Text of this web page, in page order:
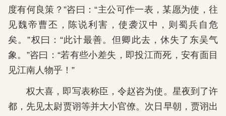
度有何良策？”咨曰：“主公可作一表，某愿为使，往
见魏帝曹丕，陈说利害，使袭汉中，则蜀兵自危
矣。”权曰：“此计最善。但卿此去，休失了东吴气
象。”咨曰：“若有些小差失，即投江而死，安有面目
见江南人物乎！”
权大喜，即写表称臣，令赵咨为使。星夜到了许
都，先见太尉贾诩等并大小官僚。次日早朝，贾诩出